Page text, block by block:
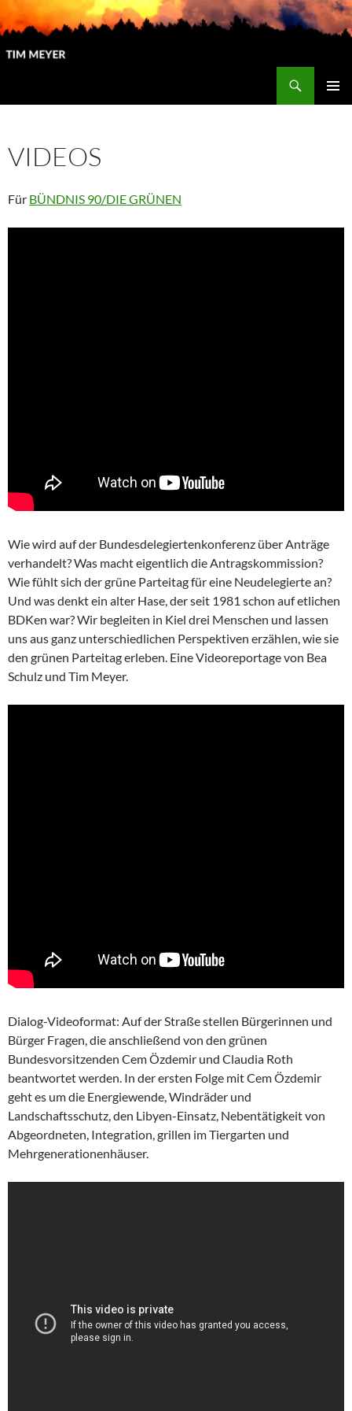
Zum
Inhalt
springen
VIDEOS
Für BÜNDNIS 90/DIE GRÜNEN
Wie wird auf der Bundesdelegiertenkonferenz über Anträge
verhandelt? Was macht eigentlich die Antragskommission?
Wie fühlt sich der grüne Parteitag für eine Neudelegierte an?
Und was denkt ein alter Hase, der seit 1981 schon auf etlichen
BDKen war? Wir begleiten in Kiel drei Menschen und lassen
uns aus ganz unterschiedlichen Perspektiven erzählen, wie sie
den grünen Parteitag erleben. Eine Videoreportage von Bea
Schulz und Tim Meyer.
Dialog-Videoformat: Auf der Straße stellen Bürgerinnen und
Bürger Fragen, die anschließend von den grünen
Bundesvorsitzenden Cem Özdemir und Claudia Roth
beantwortet werden. In der ersten Folge mit Cem Özdemir
geht es um die Energiewende, Windräder und
Landschaftsschutz, den Libyen-Einsatz, Nebentätigkeit von
Abgeordneten, Integration, grillen im Tiergarten und
Mehrgenerationenhäuser.